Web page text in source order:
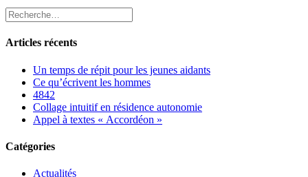
Articles récents
Un temps de répit pour les jeunes aidants
Ce qu’écrivent les hommes
4842
Collage intuitif en résidence autonomie
Appel à textes « Accordéon »
Catégories
Actualités